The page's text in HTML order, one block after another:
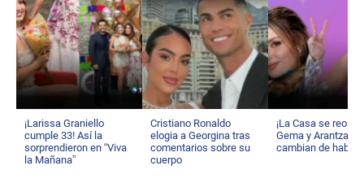
¡Larissa Graniello
cumple 33! Así la
sorprendieron en “Viva
la Mañana”
Cristiano Ronaldo
elogia a Georgina tras
comentarios sobre su
cuerpo
¡La Casa se
Gema y Arantza
cambian de